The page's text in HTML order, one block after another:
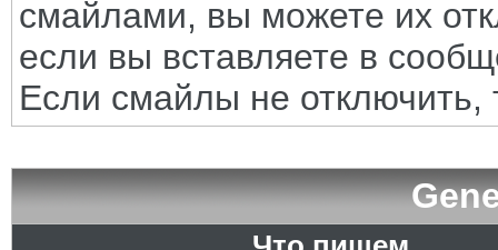
смайлами, вы можете их
если вы вставляете в
Если смайлы не отключить,